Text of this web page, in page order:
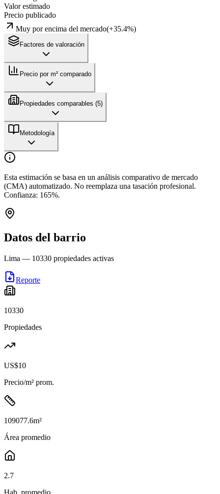
Valor estimado
Precio publicado
Muy por encima del mercado(+35.4%)
Factores de valoración
Precio por m² comparado
Propiedades comparables (5)
Metodología
Esta estimación se basa en un análisis comparativo de mercado
(CMA) automatizado. No reemplaza una tasación profesional.
Confianza: 165%.
Datos del barrio
Lima — 10330 propiedades activas
Reporte
10330
Propiedades
US$10
Precio/m² prom.
109077.6m²
Área promedio
2.7
Hab. promedio